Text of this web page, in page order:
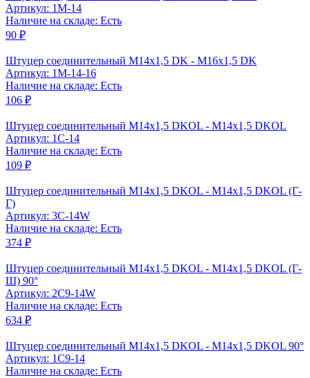
Артикул: 1M-14
Наличие на складе: Есть
90 ₽
Штуцер соединительный М14x1,5 DK - М16x1,5 DK
Артикул: 1M-14-16
Наличие на складе: Есть
106 ₽
Штуцер соединительный M14x1,5 DKOL - M14x1,5 DKOL
Артикул: 1C-14
Наличие на складе: Есть
109 ₽
Штуцер соединительный M14x1,5 DKOL - M14x1,5 DKOL (Г-
Г)
Артикул: 3C-14W
Наличие на складе: Есть
374 ₽
Штуцер соединительный M14x1,5 DKOL - M14x1,5 DKOL (Г-
Ш) 90°
Артикул: 2C9-14W
Наличие на складе: Есть
634 ₽
Штуцер соединительный M14x1,5 DKOL - M14x1,5 DKOL 90°
Артикул: 1C9-14
Наличие на складе: Есть